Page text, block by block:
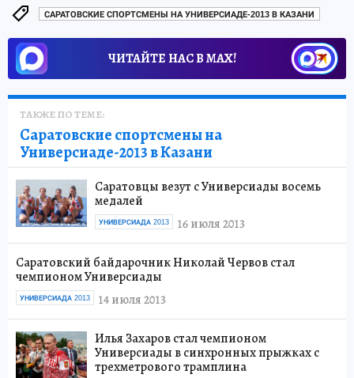
САРАТОВСКИЕ СПОРТСМЕНЫ НА УНИВЕРСИАДЕ-2013 В КАЗАНИ
ЧИТАЙТЕ НАС В МАХ!
ТАКЖЕ ПО ТЕМЕ:
Саратовские спортсмены на
Универсиаде-2013 в Казани
Саратовцы везут с Универсиады восемь
медалей
16 июля 2013
УНИВЕРСИАДА 2013
Саратовский байдарочник Николай Червов стал
чемпионом Универсиады
14 июля 2013
УНИВЕРСИАДА 2013
Илья Захаров стал чемпионом
Универсиады в синхронных прыжках с
трехметрового трамплина